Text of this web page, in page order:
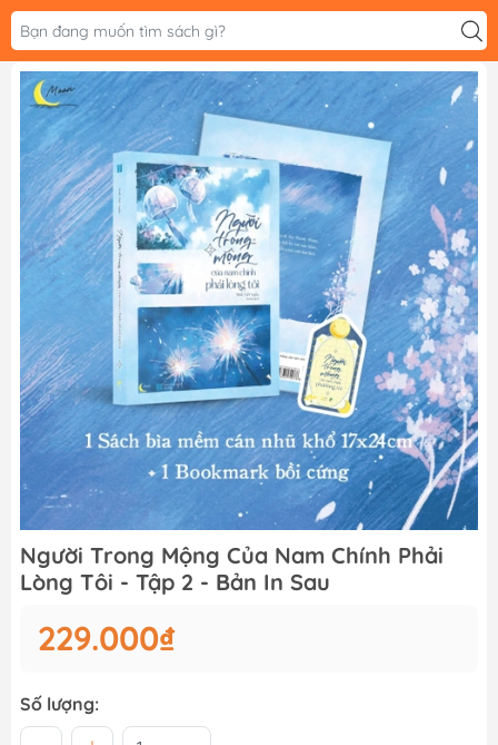
Người Trong Mộng Của Nam Chính Phải
Lòng Tôi - Tập 2 - Bản In Sau
229.000₫
Số lượng: